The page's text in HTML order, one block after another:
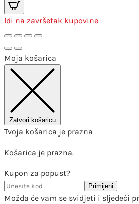
Idi na završetak kupovine
Moja košarica
Zatvori košaricu
Tvoja košarica je prazna
Košarica je prazna.
Kupon za popust?
Primijeni
Možda će vam se svidjeti i sljedeći